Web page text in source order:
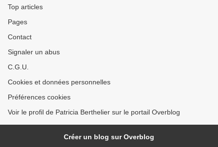
Top articles
Pages
Contact
Signaler un abus
C.G.U.
Cookies et données personnelles
Préférences cookies
Voir le profil de Patricia Berthelier sur le portail Overblog
Créer un blog sur Overblog